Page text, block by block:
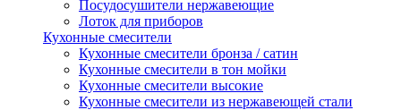
Посудосушители нержавеющие
Лоток для приборов
Кухонные смесители
Кухонные смесители бронза / сатин
Кухонные смесители в тон мойки
Кухонные смесители высокие
Кухонные смесители из нержавеющей стали